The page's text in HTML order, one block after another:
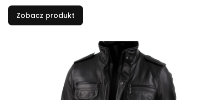
Zobacz produkt